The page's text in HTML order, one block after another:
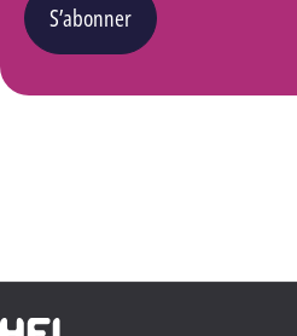
S’abonner
Haute École Libre Mosane